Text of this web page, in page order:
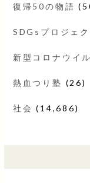
復帰50の物語
SDGsプロジェク
新型コロナウイ
熱血つり塾 (26)
社会 (14,686)